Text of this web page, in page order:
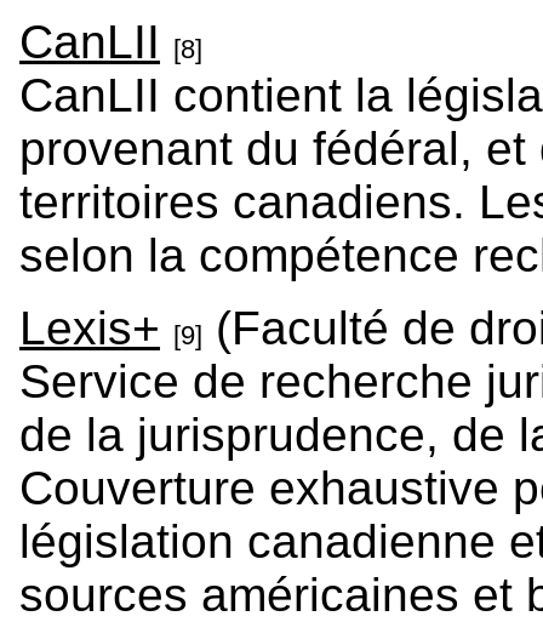
CanLII [8]
CanLII contient la
provenant du fédéral,
territoires canadiens.
selon la compétence
Lexis+ [9] (Faculté de
Service de recherche
de la jurisprudence, de
Couverture exhaustive
législation canadienne
sources américaines et